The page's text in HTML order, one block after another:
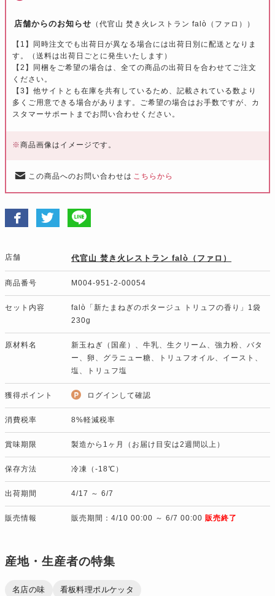
店舗からのお知らせ （代官山 焚き火レストラン falò（ファロ））
【1】同時注文でも出荷日が異なる場合には出荷日別に配送となりま
す。（送料は出荷日ごとに発生いたします）
【2】同梱をご希望の場合は、全ての商品の出荷日を合わせてご注文
ください。
【3】他サイトとも在庫を共有しているため、記載されている数より
多くご用意できる場合があります。ご希望の場合はお手数ですが、カ
スタマーサポートまでお問い合わせください。
※商品画像はイメージです。
この商品へのお問い合わせは こちらから
店舗 代官山 焚き火レストラン falò（ファロ）
商品番号 M004-951-2-00054
セット内容
falò「新たまねぎのポタージュ トリュフの香り」1袋
230g
原材料名
新玉ねぎ（国産）、牛乳、生クリーム、強力粉、バタ
ー、卵、グラニュー糖、トリュフオイル、イースト、
塩、トリュフ塩
獲得ポイント ログインして確認
消費税率 8%軽減税率
賞味期限 製造から1ヶ月（お届け目安は2週間以上）
保存方法 冷凍（-18℃）
出荷期間 4/17 ～ 6/7
販売情報 販売期間：4/10 00:00 ～ 6/7 00:00 販売終了
産地・生産者の特集
名店の味 看板料理ポルケッタ